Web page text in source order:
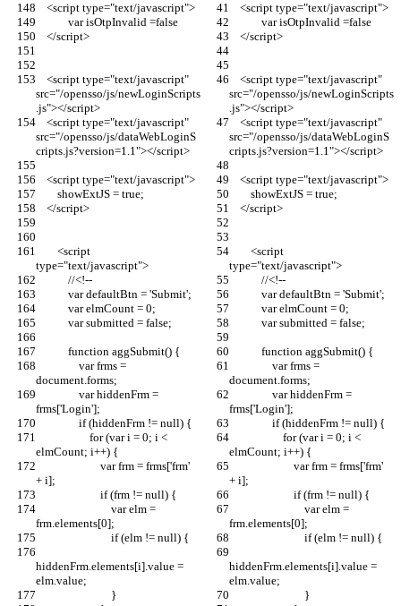
    <script type="text/javascript">
    <script type="text/javascript">
            var isOtpInvalid =false
            var isOtpInvalid =false
    </script>
    </script>
src="/opensso/js/newLoginScripts
.js"></script>
src="/opensso/js/newLoginScripts
.js"></script>
src="/opensso/js/dataWebLoginS
cripts.js?version=1.1"></script>
src="/opensso/js/dataWebLoginS
cripts.js?version=1.1"></script>
    <script type="text/javascript">
    <script type="text/javascript">
        showExtJS = true;
        showExtJS = true;
    </script>
    </script>
type="text/javascript">
type="text/javascript">
            //<!--
            //<!--
            var defaultBtn = 'Submit';
            var defaultBtn = 'Submit';
            var elmCount = 0;
            var elmCount = 0;
            var submitted = false;
            var submitted = false;
            function aggSubmit() {
            function aggSubmit() {
document.forms;
document.forms;
frms['Login'];
frms['Login'];
                if (hiddenFrm != null) {
                if (hiddenFrm != null) {
elmCount; i++) {
elmCount; i++) {
+ i];
+ i];
                        if (frm != null) {
                        if (frm != null) {
frm.elements[0];
frm.elements[0];
                            if (elm != null) {
                            if (elm != null) {
hiddenFrm.elements[i].value =
elm.value;
hiddenFrm.elements[i].value =
elm.value;
                            }
                            }